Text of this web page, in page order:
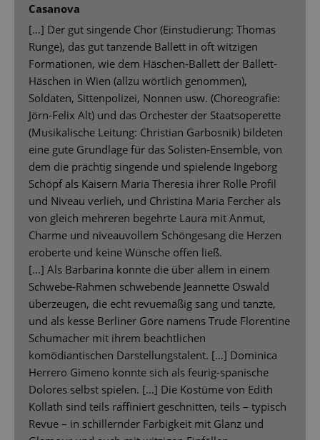
Casanova
[…] Der gut singende Chor (Einstudierung: Thomas
Runge), das gut tanzende Ballett in oft witzigen
Formationen, wie dem Häschen-Ballett der Ballett-
Häschen in Wien (allzu wörtlich genommen),
Soldaten, Sittenpolizei, Nonnen usw. (Choreografie:
Jörn-Felix Alt) und das Orchester der Staatsoperette
(Musikalische Leitung: Christian Garbosnik) bildeten
eine gute Grundlage für das Solisten-Ensemble, von
dem die prächtig singende und spielende Ingeborg
Schöpf als Kaisern Maria Theresia ihrer Rolle Profil
und Niveau verlieh, und Christina Maria Fercher als
von gleich mehreren begehrte Laura mit Anmut,
Charme und niveauvollem Schöngesang die Herzen
eroberte und keine Wünsche offen ließ.
[...] Als Barbarina konnte die über allem in einem
Schwebe-Rahmen schwebende Jeannette Oswald
überzeugen, die echt revuemäßig sang und tanzte,
und als kesse Berliner Göre namens Trude Florentine
Schumacher mit ihrem beachtlichen
komödiantischen Darstellungstalent. […] Dominica
Herrero Gimeno konnte sich als feurig-spanische
Dolores selbst spielen. […] Die Kostüme von Edith
Kollath sind teils raffiniert geschnitten, teils – typisch
Revue – in schillernder Farbigkeit mit Glanz und